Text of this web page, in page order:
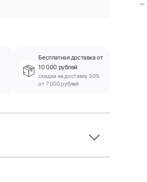
Бесплатная доставка от
10 000 рублей
скидка на доставку 50%
от 7 000 рублей